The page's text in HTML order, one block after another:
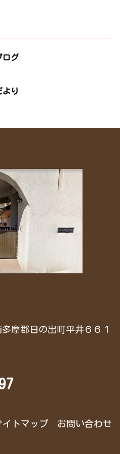
ログ
より
摩郡日の出町平井６６１
イトマップ お問い合わせ